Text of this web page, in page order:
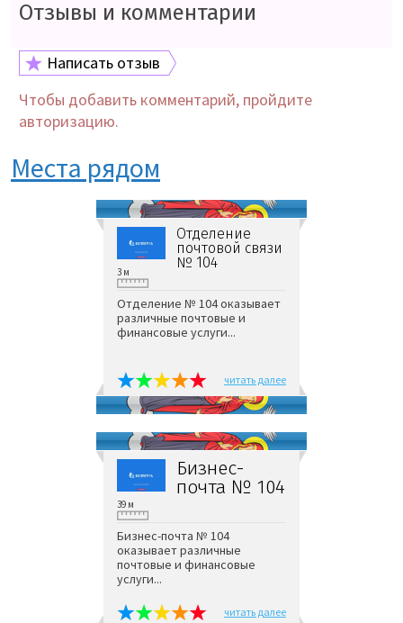
Отзывы и комментарии
Написать отзыв
Чтобы добавить комментарий, пройдите
авторизацию.
Места рядом
Отделение
почтовой связи
№ 104
3 м
Отделение № 104 оказывает
различные почтовые и
финансовые услуги...
читать далее
Бизнес-
почта № 104
39 м
Бизнес-почта № 104
оказывает различные
почтовые и финансовые
услуги...
читать далее